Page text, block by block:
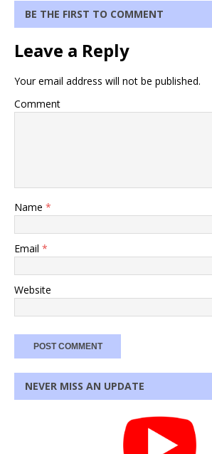
BE THE FIRST TO COMMENT
Leave a Reply
Your email address will not be published.
Comment
Name *
Email *
Website
NEVER MISS AN UPDATE